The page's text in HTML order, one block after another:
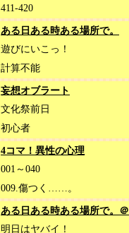
411-420
ある日ある時ある場所で。
遊びにいこっ！
計算不能
妄想オブラート
文化祭前日
初心者
4コマ！異性の心理
001～040
009.傷つく……。
ある日ある時ある場所で。＠
明日はヤバイ！